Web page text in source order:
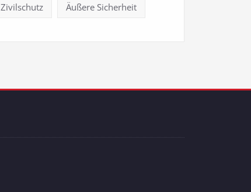
Zivilschutz Äußere Sicherheit